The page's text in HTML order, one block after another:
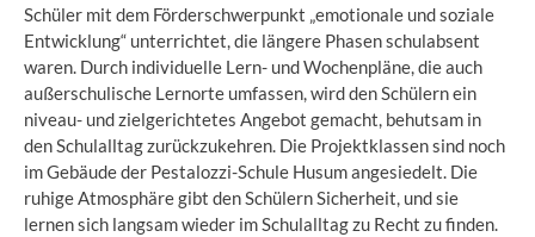
Schüler mit dem Förderschwerpunkt „emotionale und soziale
Entwicklung“ unterrichtet, die längere Phasen schulabsent
waren. Durch individuelle Lern- und Wochenpläne, die auch
außerschulische Lernorte umfassen, wird den Schülern ein
niveau- und zielgerichtetes Angebot gemacht, behutsam in
den Schulalltag zurückzukehren. Die Projektklassen sind noch
im Gebäude der Pestalozzi-Schule Husum angesiedelt. Die
ruhige Atmosphäre gibt den Schülern Sicherheit, und sie
lernen sich langsam wieder im Schulalltag zu Recht zu finden.